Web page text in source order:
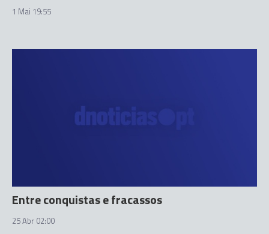
1 Mai 19:55
Entre conquistas e fracassos
25 Abr 02:00